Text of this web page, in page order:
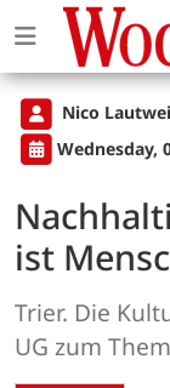
Nico
Wednesday,
ist
Trier. Die
UG zum